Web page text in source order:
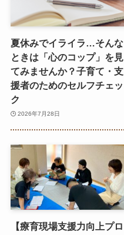
夏休みでイライラ…そんな
ときは「心のコップ」を見
てみませんか？子育て・支
援者のためのセルフチェッ
ク
2026年7月28日
【療育現場支援力向上プロ